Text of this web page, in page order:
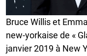
Bruce Willis et
new-yorkaise de «
janvier 2019 à New